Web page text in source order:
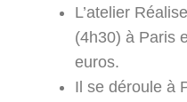
L’atelier
(4h30) à Paris
euros.
Il se déroule à